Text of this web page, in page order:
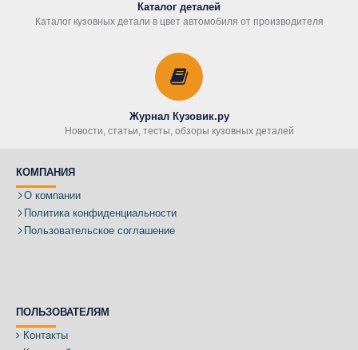
Каталог деталей
Каталог кузовных детали в цвет автомобиля от производителя
Журнал Кузовик.ру
Новости, статьи, тесты, обзоры кузовных деталей
КОМПАНИЯ
О компании
Политика конфиденциальности
Пользовательское соглашение
ПОЛЬЗОВАТЕЛЯМ
Контакты